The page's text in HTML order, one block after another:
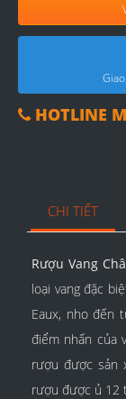
HOTLINE
CHI TIẾT
Rượu Vang
loại vang đặc
Eaux, nho đến
điểm nhấn của
rượu được sản
rượu được ủ 12